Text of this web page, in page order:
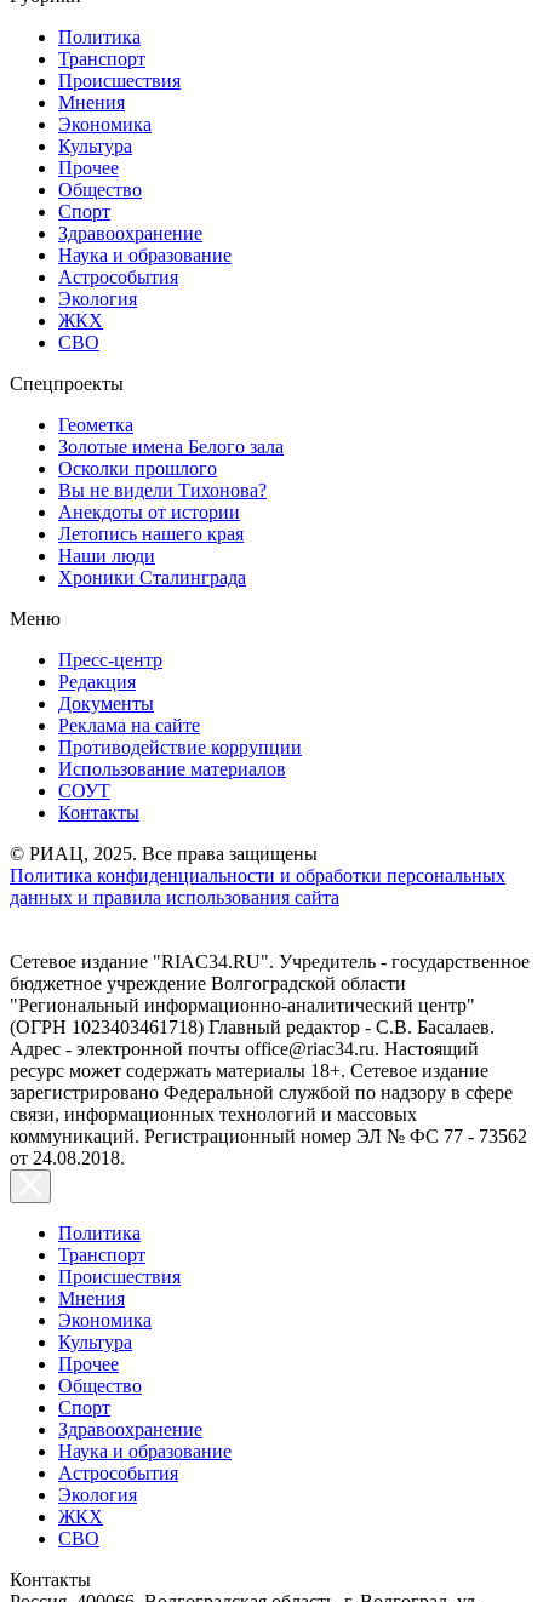
Политика
Транспорт
Происшествия
Мнения
Экономика
Культура
Прочее
Общество
Спорт
Здравоохранение
Наука и образование
Астрособытия
Экология
ЖКХ
СВО
Спецпроекты
Геометка
Золотые имена Белого зала
Осколки прошлого
Вы не видели Тихонова?
Анекдоты от истории
Летопись нашего края
Наши люди
Хроники Сталинграда
Меню
Пресс-центр
Редакция
Документы
Реклама на сайте
Противодействие коррупции
Использование материалов
СОУТ
Контакты
© РИАЦ, 2025. Все права защищены
Политика конфиденциальности и обработки персональных
данных и правила использования сайта
Сетевое издание "RIAC34.RU". Учредитель - государственное
бюджетное учреждение Волгоградской области
"Региональный информационно-аналитический центр"
(ОГРН 1023403461718) Главный редактор - С.В. Басалаев.
Адрес - электронной почты office@riac34.ru. Настоящий
ресурс может содержать материалы 18+. Сетевое издание
зарегистрировано Федеральной службой по надзору в сфере
связи, информационных технологий и массовых
коммуникаций. Регистрационный номер ЭЛ № ФС 77 - 73562
от 24.08.2018.
Политика
Транспорт
Происшествия
Мнения
Экономика
Культура
Прочее
Общество
Спорт
Здравоохранение
Наука и образование
Астрособытия
Экология
ЖКХ
СВО
Контакты